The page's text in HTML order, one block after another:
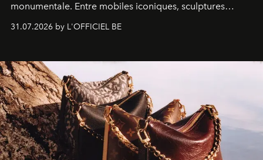
monumentale. Entre mobiles iconiques, sculptures
monumentales et poésie du mouvement, l'artiste
américain investit les espaces imaginés par Frank Gehry
sculpture.
31.07.2026 by L'OFFICIEL BE